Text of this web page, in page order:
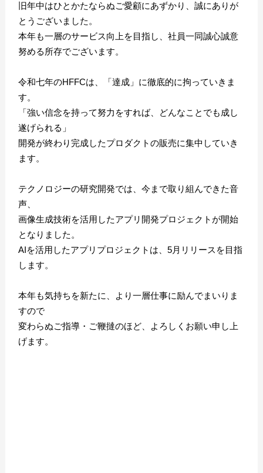
旧年中はひとかたならぬご愛顧にあずかり、誠にありが
とうございました。
本年も一層のサービス向上を目指し、社員一同誠心誠意
努める所存でございます。
令和七年のHFFCは、「達成」に徹底的に拘っていきま
す。
「強い信念を持って努力をすれば、どんなことでも成し
遂げられる」
開発が終わり完成したプロダクトの販売に集中していき
ます。
テクノロジーの研究開発では、今まで取り組んできた音
声、
画像生成技術を活用したアプリ開発プロジェクトが開始
となりました。
AIを活用したアプリプロジェクトは、5月リリースを目指
します。
本年も気持ちを新たに、より一層仕事に励んでまいりま
すので
変わらぬご指導・ご鞭撻のほど、よろしくお願い申し上
げます。